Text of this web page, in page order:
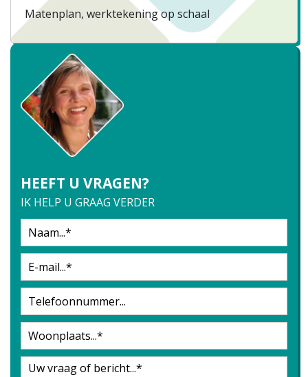
Matenplan, werktekening op schaal
HEEFT U VRAGEN?
IK HELP U GRAAG VERDER